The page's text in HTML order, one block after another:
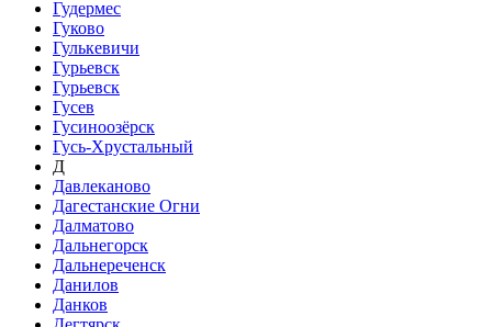
Гудермес
Гуково
Гулькевичи
Гурьевск
Гурьевск
Гусев
Гусиноозёрск
Гусь-Хрустальный
Д
Давлеканово
Дагестанские Огни
Далматово
Дальнегорск
Дальнереченск
Данилов
Данков